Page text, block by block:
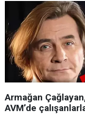
Armağan
AVM’de